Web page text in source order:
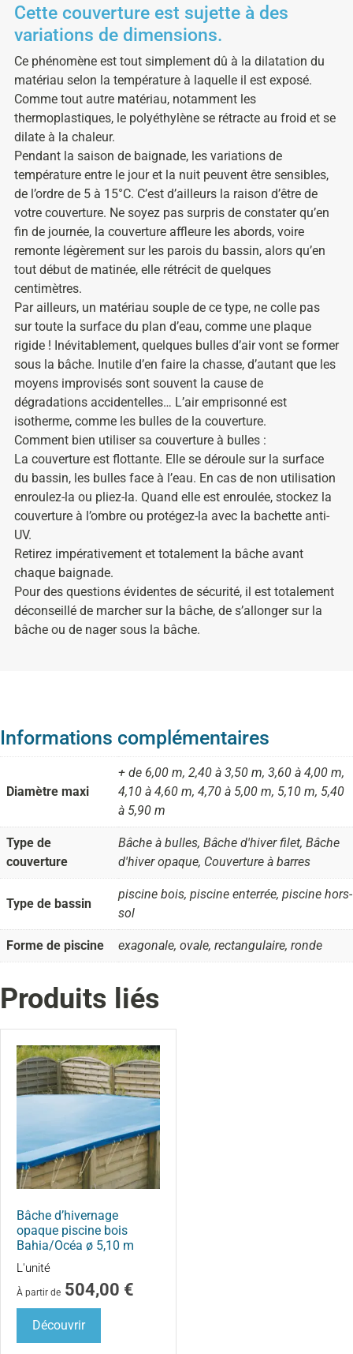
Cette couverture est sujette à des
variations de dimensions.
Ce phénomène est tout simplement dû à la dilatation du
matériau selon la température à laquelle il est exposé.
Comme tout autre matériau, notamment les
thermoplastiques, le polyéthylène se rétracte au froid et se
dilate à la chaleur.
Pendant la saison de baignade, les variations de
température entre le jour et la nuit peuvent être sensibles,
de l’ordre de 5 à 15°C. C’est d’ailleurs la raison d’être de
votre couverture. Ne soyez pas surpris de constater qu’en
fin de journée, la couverture affleure les abords, voire
remonte légèrement sur les parois du bassin, alors qu’en
tout début de matinée, elle rétrécit de quelques
centimètres.
Par ailleurs, un matériau souple de ce type, ne colle pas
sur toute la surface du plan d’eau, comme une plaque
rigide ! Inévitablement, quelques bulles d’air vont se former
sous la bâche. Inutile d’en faire la chasse, d’autant que les
moyens improvisés sont souvent la cause de
dégradations accidentelles… L’air emprisonné est
isotherme, comme les bulles de la couverture.
Comment bien utiliser sa couverture à bulles :
La couverture est flottante. Elle se déroule sur la surface
du bassin, les bulles face à l’eau. En cas de non utilisation
enroulez-la ou pliez-la. Quand elle est enroulée, stockez la
couverture à l’ombre ou protégez-la avec la bachette anti-
UV.
Retirez impérativement et totalement la bâche avant
chaque baignade.
Pour des questions évidentes de sécurité, il est totalement
déconseillé de marcher sur la bâche, de s’allonger sur la
bâche ou de nager sous la bâche.
Informations complémentaires
Diamètre maxi
+ de 6,00 m, 2,40 à 3,50 m, 3,60 à 4,00 m,
4,10 à 4,60 m, 4,70 à 5,00 m, 5,10 m, 5,40
à 5,90 m
Type de
couverture
Bâche à bulles, Bâche d'hiver filet, Bâche
d'hiver opaque, Couverture à barres
Type de bassin
piscine bois, piscine enterrée, piscine hors-
sol
Forme de piscine exagonale, ovale, rectangulaire, ronde
Produits liés
Bâche d’hivernage
opaque piscine bois
Bahia/Océa ø 5,10 m
L'unité
À partir de 504,00 €
Découvrir